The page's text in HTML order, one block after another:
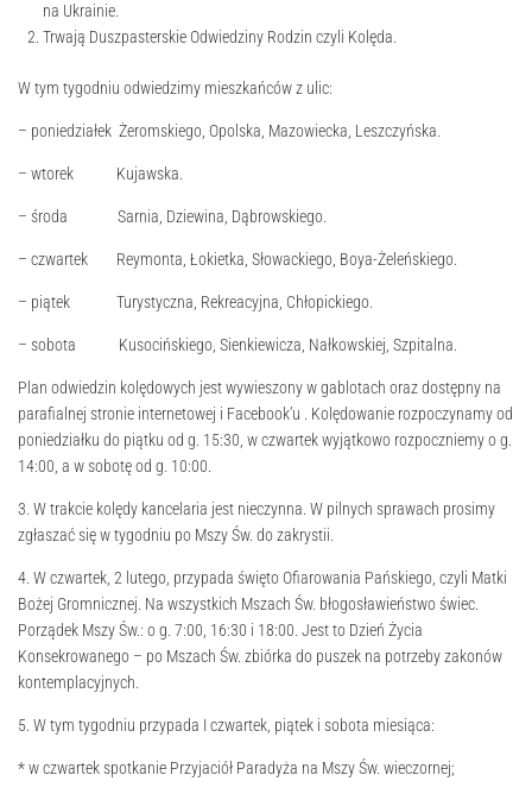
na Ukrainie.
Trwają Duszpasterskie Odwiedziny Rodzin czyli Kolęda.
W tym tygodniu odwiedzimy mieszkańców z ulic:
– poniedziałek Żeromskiego, Opolska, Mazowiecka, Leszczyńska.
– wtorek Kujawska.
– środa Sarnia, Dziewina, Dąbrowskiego.
– czwartek Reymonta, Łokietka, Słowackiego, Boya-Żeleńskiego.
– piątek Turystyczna, Rekreacyjna, Chłopickiego.
– sobota Kusocińskiego, Sienkiewicza, Nałkowskiej, Szpitalna.
Plan odwiedzin kolędowych jest wywieszony w gablotach oraz dostępny na
parafialnej stronie internetowej i Facebook’u . Kolędowanie rozpoczynamy od
poniedziałku do piątku od g. 15:30, w czwartek wyjątkowo rozpoczniemy o g.
14:00, a w sobotę od g. 10:00.
3. W trakcie kolędy kancelaria jest nieczynna. W pilnych sprawach prosimy
zgłaszać się w tygodniu po Mszy Św. do zakrystii.
4. W czwartek, 2 lutego, przypada święto Ofiarowania Pańskiego, czyli Matki
Bożej Gromnicznej. Na wszystkich Mszach Św. błogosławieństwo świec.
Porządek Mszy Św.: o g. 7:00, 16:30 i 18:00. Jest to Dzień Życia
Konsekrowanego – po Mszach Św. zbiórka do puszek na potrzeby zakonów
kontemplacyjnych.
5. W tym tygodniu przypada I czwartek, piątek i sobota miesiąca:
* w czwartek spotkanie Przyjaciół Paradyża na Mszy Św. wieczornej;